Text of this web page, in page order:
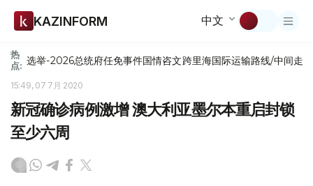
KAZINFORM 中文
热
点: 选举-2026总统府任免事件国情咨文跨里海国际运输路线/中间走廊
15:49, 07 7月 2020
新冠确诊病例激增 澳大利亚墨尔本重启封锁
至少六周